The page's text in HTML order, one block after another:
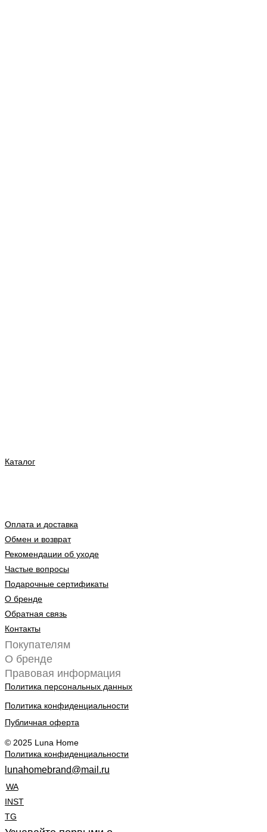
Каталог
Оплата и доставка
Обмен и возврат
Рекомендации об уходе
Частые вопросы
Подарочные сертификаты
О бренде
Обратная связь
Контакты
Покупателям
О бренде
Правовая информация
Политика персональных данных
Политика конфиденциальности
Публичная оферта
© 2025 Luna Home
Политика конфиденциальности
lunahomebrand@mail.ru
WA
INST
TG